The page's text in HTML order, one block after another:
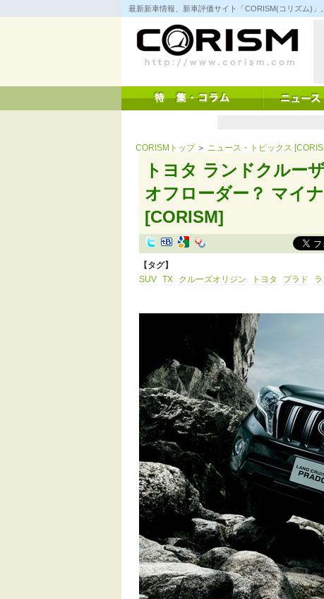
コ
ン
キ
ッ
最新新車情報、新車評価サイト「CORISM(コリズム)
CORISMトップ＞ ニュース・トピックス
トヨタ ランドクルー
オフローダー？ マイ
[CORISM]
【タグ】
SUV TX クルーズオリジン トヨタ プラド